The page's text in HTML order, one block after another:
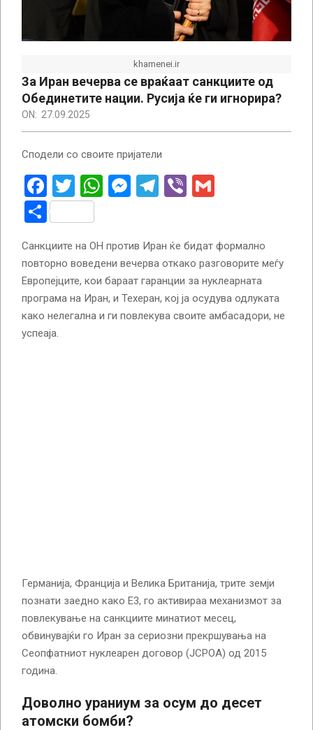
khamenei.ir
За Иран вечерва се враќаат санкциите од
Обединетите нации. Русија ќе ги игнорира?
ON: 27.09.2025
Сподели со своите пријатели
Facebook
Twitter
WhatsApp
Messenger
Telegram
Viber
Share
Санкциите на ОН против Иран ќе бидат формално
повторно воведени вечерва откако разговорите меѓу
Европејците, кои бараат гаранции за нуклеарната
програма на Иран, и Техеран, кој ја осудува одлуката
како нелегална и ги повлекува своите амбасадори, не
успеаја.
Германија, Франција и Велика Британија, трите земји
познати заедно како Е3, го активираа механизмот за
повлекување на санкциите минатиот месец,
обвинувајќи го Иран за сериозни прекршувања на
Сеопфатниот нуклеарен договор (JCPOA) од 2015
година.
Доволно ураниум за осум до десет
атомски бомби?